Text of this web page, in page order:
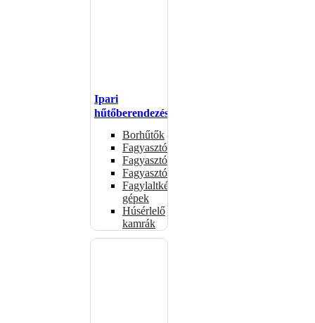
Ipari
hűtőberendezések
Borhűtők
Fagyasztóasztalok
Fagyasztóládák
Fagyasztószekrények
Fagylaltkészítő
gépek
Húsérlelő
kamrák